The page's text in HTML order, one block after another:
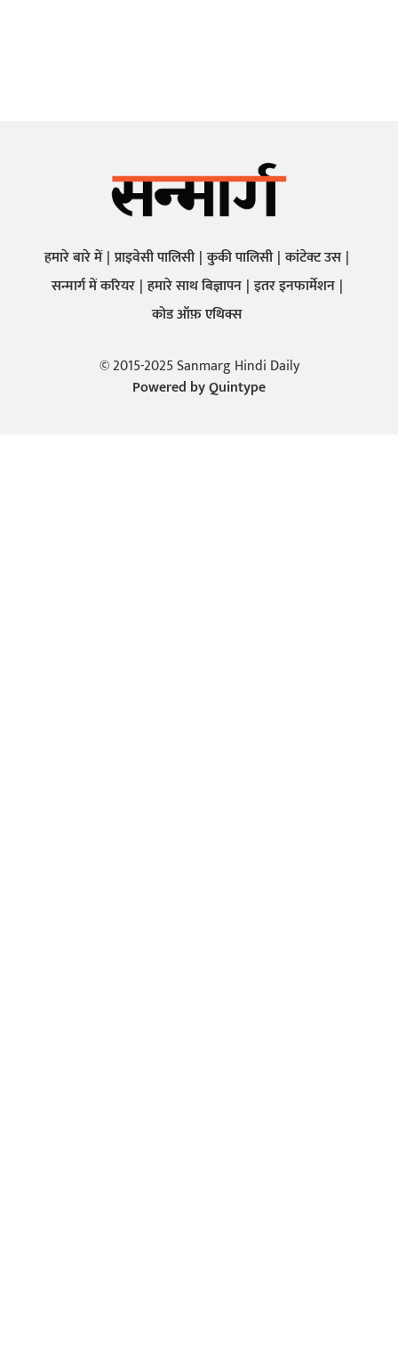
हमारे बारे में प्राइवेसी पालिसी कुकी पालिसी कांटेक्ट उस
सन्मार्ग में करियर हमारे साथ बिज्ञापन इतर इनफार्मेशन
कोड ऑफ़ एथिक्स
© 2015-2025 Sanmarg Hindi Daily
Powered byQuintype